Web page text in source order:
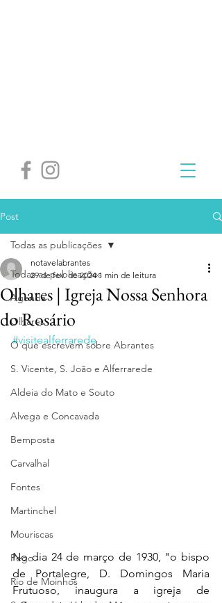
Post
Todas as publicações
Agenda
Olhares
O que escrevem sobre Abrantes
S. Vicente, S. João e Alferrarede
Aldeia do Mato e Souto
Alvega e Concavada
Bemposta
Carvalhal
Fontes
Martinchel
Mouriscas
Pego
Rio de Moinhos
Todas as publicações
Olhares | Igreja Nossa Senhora
do Rosário
notavelabrantes
29 de fev. de 2024 1 min de leitura
#visitealferrarede
No dia 24 de março de 1930, "o bispo
de Portalegre, D. Domingos Maria
Frutuoso, inaugura a igreja de